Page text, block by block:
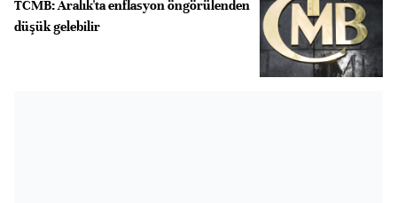
TCMB: Aralık'ta enflasyon öngörülenden
düşük gelebilir